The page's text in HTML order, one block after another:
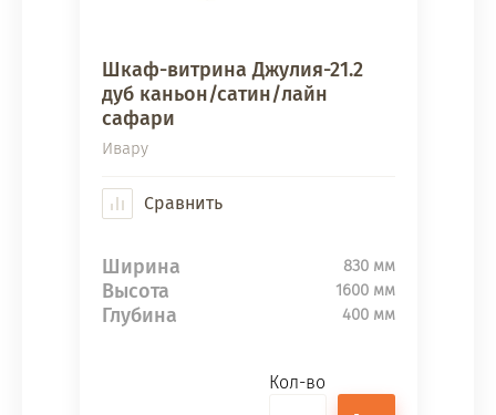
Шкаф-витрина Джулия-21.2
дуб каньон/сатин/лайн
сафари
Ивару
Сравнить
Ширина 830 мм
Высота 1600 мм
Глубина 400 мм
Кол-во